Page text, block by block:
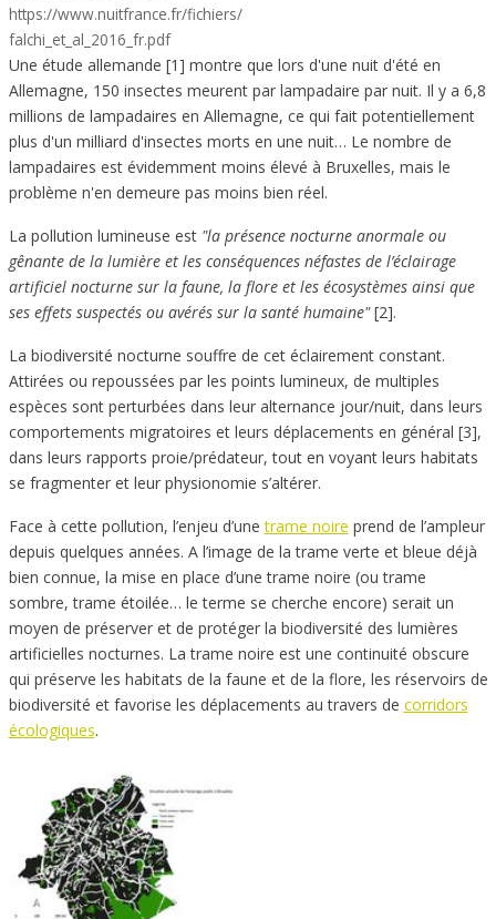
https://www.nuitfrance.fr/fichiers/
falchi_et_al_2016_fr.pdf
Une étude allemande [1] montre que lors d'une nuit d'été en
Allemagne, 150 insectes meurent par lampadaire par nuit. Il y a 6,8
millions de lampadaires en Allemagne, ce qui fait potentiellement
plus d'un milliard d'insectes morts en une nuit… Le nombre de
lampadaires est évidemment moins élevé à Bruxelles, mais le
problème n'en demeure pas moins bien réel.
La pollution lumineuse est "la présence nocturne anormale ou
gênante de la lumière et les conséquences néfastes de l’éclairage
artificiel nocturne sur la faune, la flore et les écosystèmes ainsi que
ses effets suspectés ou avérés sur la santé humaine"[2].
La biodiversité nocturne souffre de cet éclairement constant.
Attirées ou repoussées par les points lumineux, de multiples
espèces sont perturbées dans leur alternance jour/nuit, dans leurs
comportements migratoires et leurs déplacements en général [3],
dans leurs rapports proie/prédateur, tout en voyant leurs habitats
se fragmenter et leur physionomie s’altérer.
Face à cette pollution, l’enjeu d’unetrame noire prend de l’ampleur
depuis quelques années. A l’image de la trame verte et bleue déjà
bien connue, la mise en place d’une trame noire (ou trame
sombre, trame étoilée… le terme se cherche encore) serait un
moyen de préserver et de protéger la biodiversité des lumières
artificielles nocturnes. La trame noire est une continuité obscure
qui préserve les habitats de la faune et de la flore, les réservoirs de
biodiversité et favorise les déplacements au travers de corridors
écologiques.